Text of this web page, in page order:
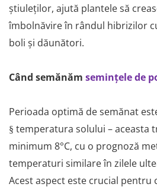
știuleților, ajută plantele să
îmbolnăvire în rândul hibrizilor
boli și dăunători.
Când semănăm semințele de
Perioada optimă de semănat
§ temperatura solului – aceasta
minimum 8°C, cu o prognoză
temperaturi similare în zilele
Acest aspect este crucial pentru